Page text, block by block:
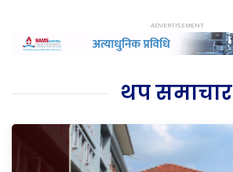
थप समाचार